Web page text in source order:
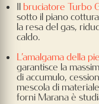
Il bruciatore Turbo
sotto il piano
la resa del gas,
caldo.
L’amalgama della
garantisce la
di accumulo,
mescola di
forni Marana è